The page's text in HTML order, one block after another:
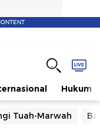
Hukum
Tuah-Marwah